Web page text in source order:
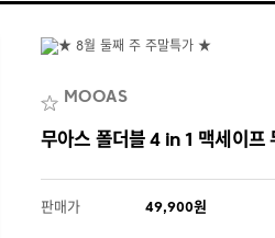
MOOAS
무아스 폴더블 4 in 1 맥세이프
판매가 49,900원